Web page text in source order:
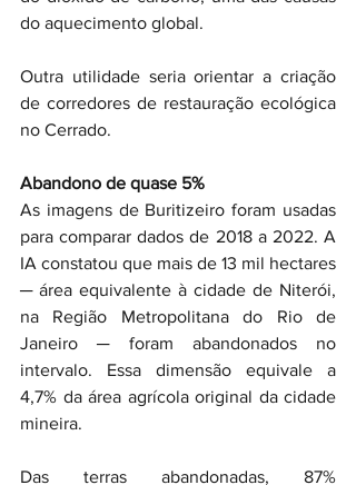
do aquecimento global.
Outra utilidade seria orientar a criação
de corredores de restauração ecológica
no Cerrado.
Abandono de quase 5%
As imagens de Buritizeiro foram usadas
para comparar dados de 2018 a 2022. A
IA constatou que mais de 13 mil hectares
─ área equivalente à cidade de Niterói,
na Região Metropolitana do Rio de
Janeiro ─ foram abandonados no
intervalo. Essa dimensão equivale a
4,7% da área agrícola original da cidade
mineira.
Das terras abandonadas, 87%